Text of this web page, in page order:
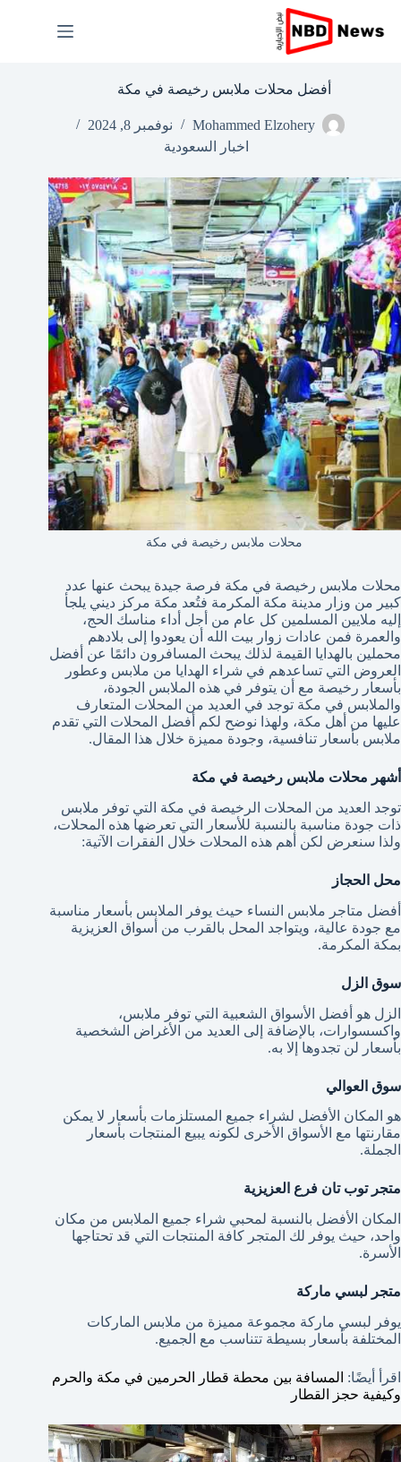
إلى
المحتوى
أفضل محلات ملابس رخيصة في مكة
Mohammed Elzohery
نوفمبر 8, 2024
اخبار السعودية
محلات ملابس رخيصة في مكة
محلات ملابس رخيصة في مكة فرصة جيدة يبحث عنها عدد
كبير من وزار مدينة مكة المكرمة فتُعد مكة مركز ديني يلجأ
إليه ملايين المسلمين كل عام من أجل أداء مناسك الحج،
والعمرة فمن عادات زوار بيت الله أن يعودوا إلى بلادهم
محملين بالهدايا القيمة لذلك يبحث المسافرون دائمًا عن أفضل
العروض التي تساعدهم في شراء الهدايا من ملابس وعطور
بأسعار رخيصة مع أن يتوفر في هذه الملابس الجودة،
والملابس في مكة توجد في العديد من المحلات المتعارف
عليها من أهل مكة، ولهذا نوضح لكم أفضل المحلات التي تقدم
ملابس بأسعار تنافسية، وجودة مميزة خلال هذا المقال.
أشهر محلات ملابس رخيصة في مكة
توجد العديد من المحلات الرخيصة في مكة التي توفر ملابس
ذات جودة مناسبة بالنسبة للأسعار التي تعرضها هذه المحلات،
ولذا سنعرض لكن أهم هذه المحلات خلال الفقرات الآتية:
محل الحجاز
أفضل متاجر ملابس النساء حيث يوفر الملابس بأسعار مناسبة
مع جودة عالية، ويتواجد المحل بالقرب من أسواق العزيزية
بمكة المكرمة.
سوق الزل
الزل هو أفضل الأسواق الشعبية التي توفر ملابس،
واكسسوارات، بالإضافة إلى العديد من الأغراض الشخصية
بأسعار لن تجدوها إلا به.
سوق العوالي
هو المكان الأفضل لشراء جميع المستلزمات بأسعار لا يمكن
مقارنتها مع الأسواق الأخرى لكونه يبيع المنتجات بأسعار
الجملة.
متجر توب تان فرع العزيزية
المكان الأفضل بالنسبة لمحبي شراء جميع الملابس من مكان
واحد، حيث يوفر لك المتجر كافة المنتجات التي قد تحتاجها
الأسرة.
متجر لبسي ماركة
يوفر لبسي ماركة مجموعة مميزة من ملابس الماركات
المختلفة بأسعار بسيطة تتناسب مع الجميع.
اقرأ أيضًا: المسافة بين محطة قطار الحرمين في مكة والحرم
وكيفية حجز القطار